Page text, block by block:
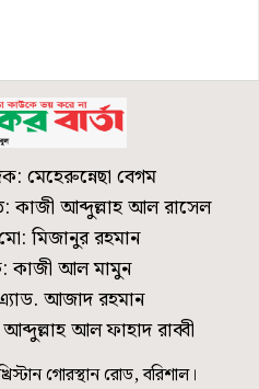
মেহেরুন্নেছা বেগম
কাজী আব্দুল্লাহ আল রাসেল
মো: মিজানুর রহমান
কাজী আল মামুন
আজাদ রহমান
আল ফাহাদ রাব্বী
গোরস্থান রোড, বরিশাল।